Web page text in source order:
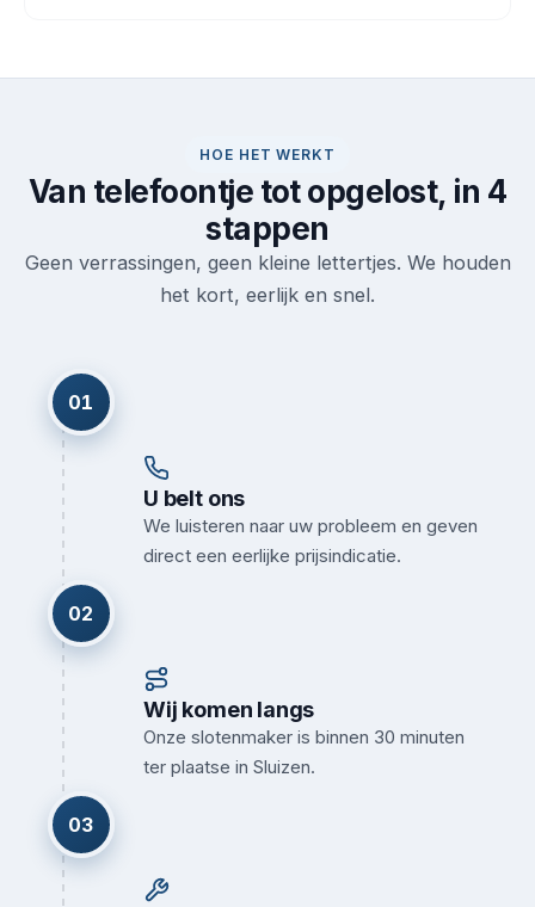
HOE HET WERKT
Van telefoontje tot opgelost, in 4
stappen
Geen verrassingen, geen kleine lettertjes. We houden
het kort, eerlijk en snel.
01
U belt ons
We luisteren naar uw probleem en geven
direct een eerlijke prijsindicatie.
02
Wij komen langs
Onze slotenmaker is binnen 30 minuten
ter plaatse in Sluizen.
03